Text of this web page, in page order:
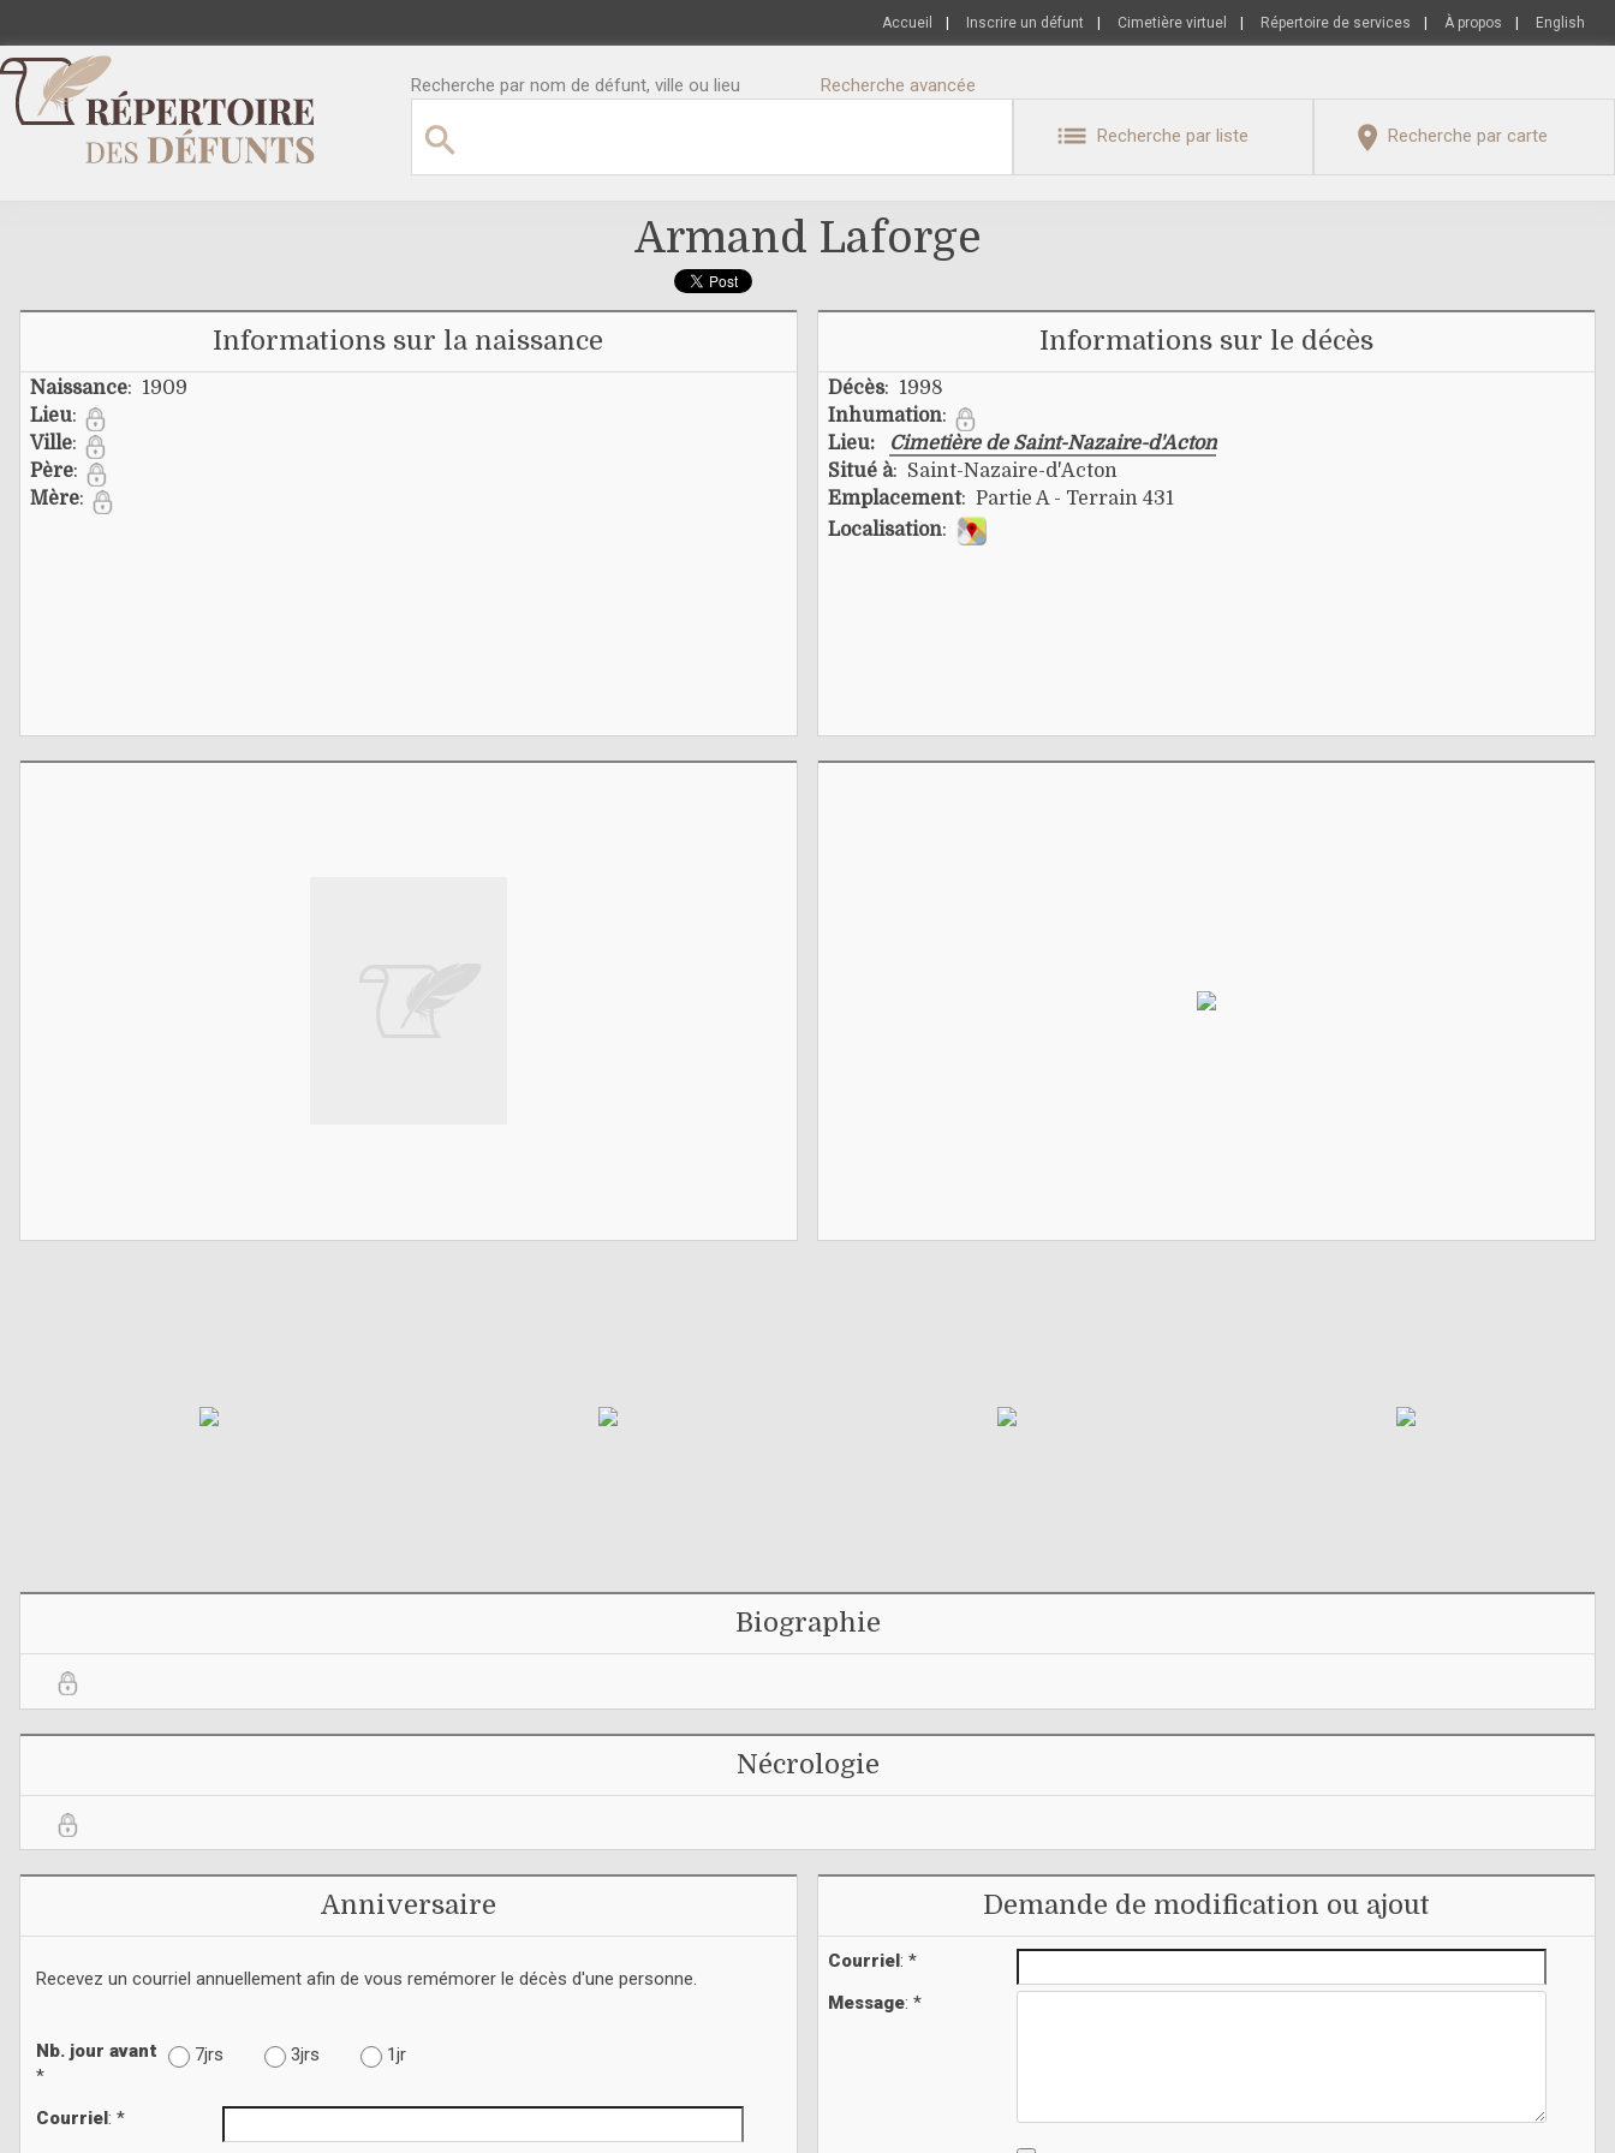
Accueil Inscrire un défunt Cimetière virtuel Répertoire de services À propos English
Recherche par nom de défunt, ville ou lieu Recherche avancée
Recherche par liste Recherche par carte
Armand Laforge
Informations sur la naissance
Naissance: 1909
Lieu:
Ville:
Père:
Mère:
Informations sur le décès
Décès: 1998
Inhumation:
Lieu:
Cimetière de Saint-Nazaire-d'Acton
Situé à: Saint-Nazaire-d'Acton
Emplacement: Partie A - Terrain 431
Localisation:
Biographie
Nécrologie
Anniversaire
Recevez un courriel annuellement afin de vous remémorer le décès d'une personne.
Nb. jour avant
*
7jrs 3jrs 1jr
Courriel: *
Demande de modification ou ajout
Courriel: *
Message: *